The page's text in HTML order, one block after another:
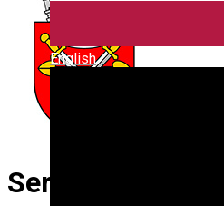
English
Serviciul Stare